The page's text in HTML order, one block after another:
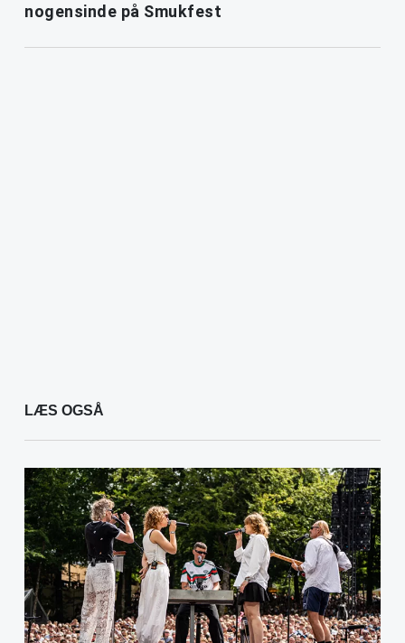
nogensinde på Smukfest
LÆS OGSÅ